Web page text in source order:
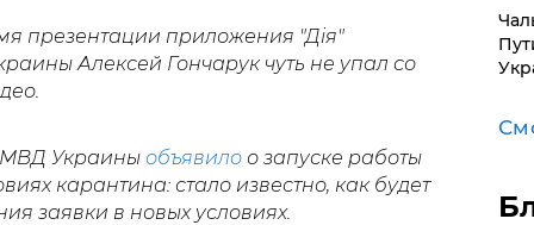
презентации приложения "Дія"
Алексей Гончарук чуть не упал со
МВД Украины объявилоо запуске работы
карантина: стало известно, как будет
заявки в новых условиях.